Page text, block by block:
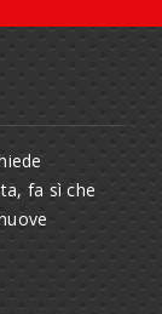
fa sì che